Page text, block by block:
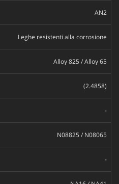
AN2
Leghe resistenti alla corrosione
Alloy 825 / Alloy 65
(2.4858)
-
N08825 / N08065
-